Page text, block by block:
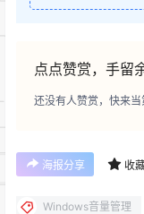
点点赞赏，手留
还没有人赞赏，快来当
海报分享 收
Windows音量管理